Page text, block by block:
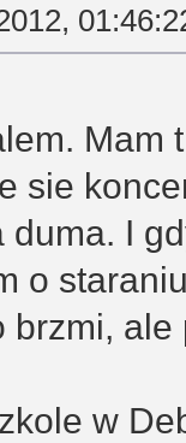
Mam
sie
duma. I
o
brzmi,
w